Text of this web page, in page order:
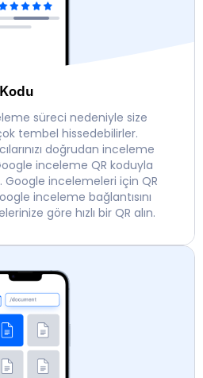
süreci nedeniyle size
tembel hissedebilirler.
doğrudan inceleme
inceleme QR koduyla
incelemeleri için QR
inceleme bağlantısını
göre hızlı bir QR alın.